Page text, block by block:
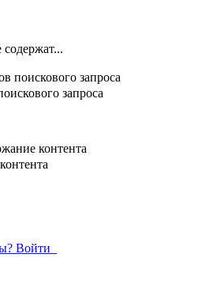
содержат...
поискового запроса
запроса
контента
Войти